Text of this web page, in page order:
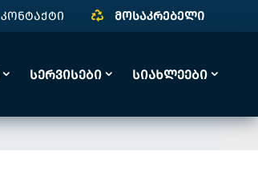
კონტაქტი მოსაკრებელი
Სერვისები Სიახლეები